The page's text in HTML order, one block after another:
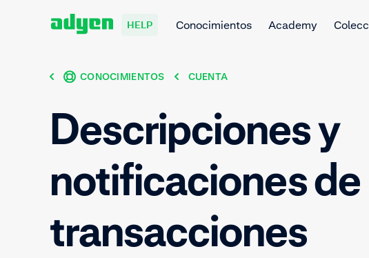
HELP Conocimientos Academy
CONOCIMIENTOS CUENTA
Descripciones y
notificaciones de
transacciones